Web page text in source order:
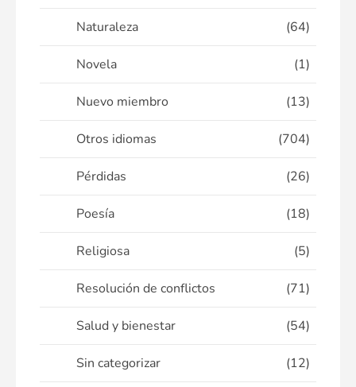
Naturaleza (64)
Novela (1)
Nuevo miembro (13)
Otros idiomas (704)
Pérdidas (26)
Poesía (18)
Religiosa (5)
Resolución de conflictos (71)
Salud y bienestar (54)
Sin categorizar (12)